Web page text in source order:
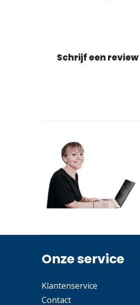
Schrijf een review
Onze service
Klantenservice
Contact